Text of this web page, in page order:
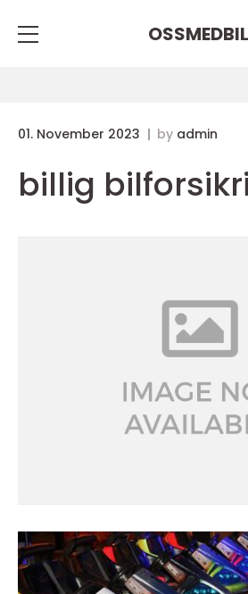
01. November 2023 by admin
billig